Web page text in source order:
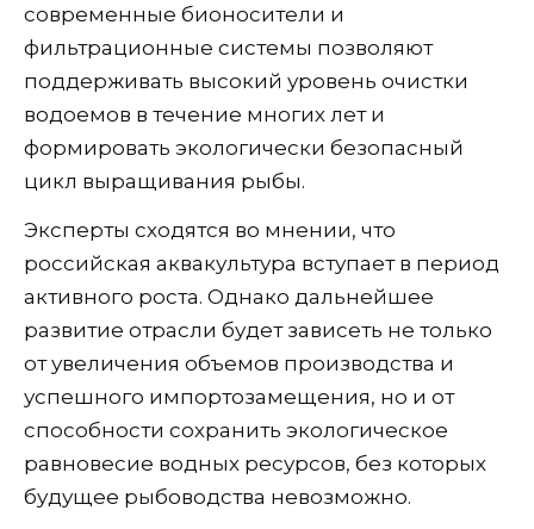
современные бионосители и
фильтрационные системы позволяют
поддерживать высокий уровень очистки
водоемов в течение многих лет и
формировать экологически безопасный
цикл выращивания рыбы.
Эксперты сходятся во мнении, что
российская аквакультура вступает в период
активного роста. Однако дальнейшее
развитие отрасли будет зависеть не только
от увеличения объемов производства и
успешного импортозамещения, но и от
способности сохранить экологическое
равновесие водных ресурсов, без которых
будущее рыбоводства невозможно.